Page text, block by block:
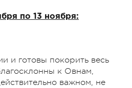
по 13 ноября:
и готовы покорить весь
к Овнам,
важном, не